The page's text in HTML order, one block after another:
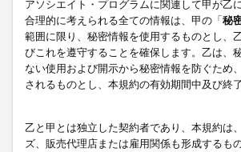
アソシエイト・プログラムに関連して甲が乙
合理的に考えられる全ての情報は、甲の「秘
範囲に限り、秘密情報を使用するものとし、
びこれを遵守することを確保します。乙は、
ない使用および開示から秘密情報を防ぐため
されるものとし、本規約の有効期間中及び終
乙と甲とは独立した契約者であり、本規約は
ズ、販売代理店または雇用関係も形成するも